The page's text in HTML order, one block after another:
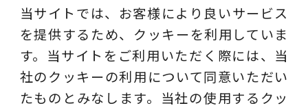
当サイトでは、お客様により良いサービス
を提供するため、クッキーを利用していま
す。当サイトをご利用いただく際には、当
社のクッキーの利用について同意いただい
たものとみなします。当社の使用するクッ